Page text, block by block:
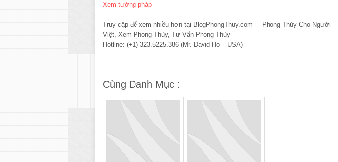
Xem tướng pháp
Truy cập để xem nhiều hơn tại BlogPhongThuy.com – Phong Thủy Cho Người
Việt, Xem Phong Thủy, Tư Vấn Phong Thủy
Hotline: (+1) 323.5225.386 (Mr. David Ho – USA)
Cùng Danh Mục :